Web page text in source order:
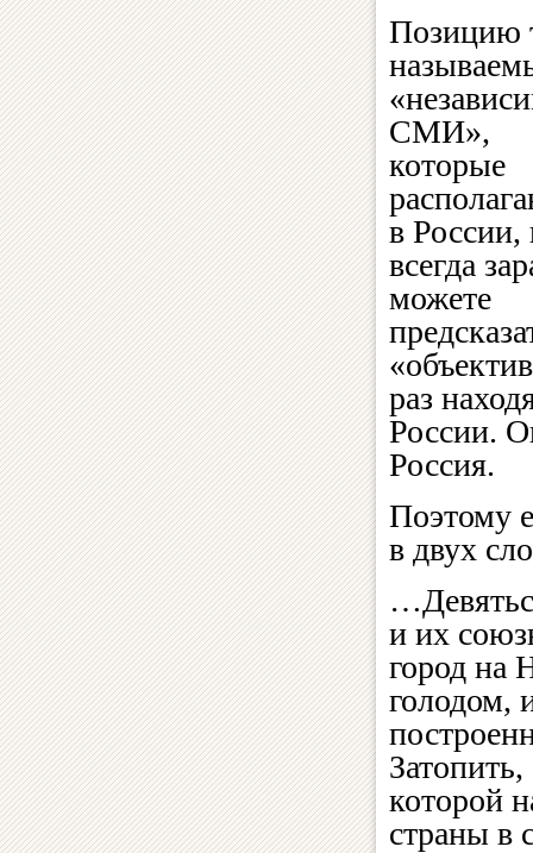
Позицию
СМИ»,
которые
в России,
всегда
можете
раз
России.
Россия.
Поэтому
в двух
и их
город на
голодом,
которой
страны в